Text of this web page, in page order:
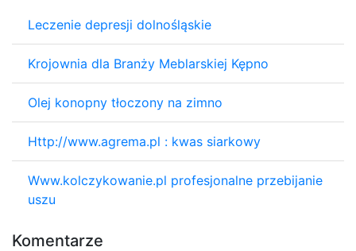
Leczenie depresji dolnośląskie
Krojownia dla Branży Meblarskiej Kępno
Olej konopny tłoczony na zimno
Http://www.agrema.pl : kwas siarkowy
Www.kolczykowanie.pl profesjonalne przebijanie
uszu
Komentarze